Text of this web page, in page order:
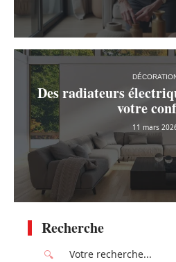
Des radiateurs
votre
11 mars
Recherche